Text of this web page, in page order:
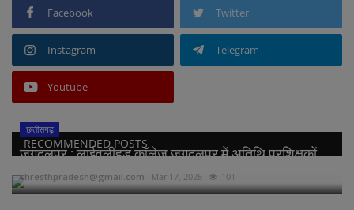
Facebook Twitter
Instagram Telegram
Youtube
RECOMMENDED POSTS
छत्तीसगढ़
जगदलपुर : लाईवलीहुड कॉलेज जगदलपुर में अतिथि प्रशिक्षकों...
shresthpradesh@gmail.com Mar 17, 2026 101